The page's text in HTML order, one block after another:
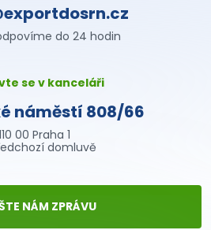
do 24 hodin
se v kanceláři
náměstí 808/66
00 Praha 1
domluvě
NÁM ZPRÁVU